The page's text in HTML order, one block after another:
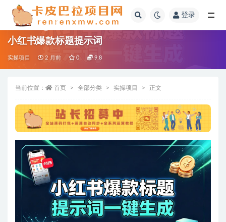
登录
小红书爆款标题提示词
实操项目 2 月前 0 9.8
当前位置： 首页 全部分类 实操项目 正文
全部